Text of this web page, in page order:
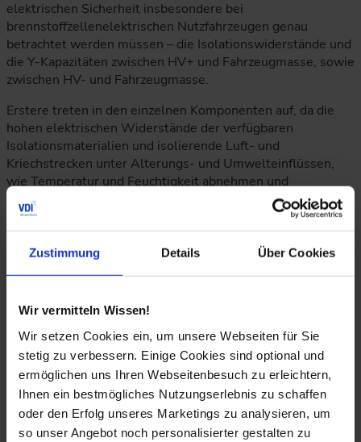
Zustimmung Details Über Cookies
Wir vermitteln Wissen!
Wir setzen Cookies ein, um unsere Webseiten für Sie
stetig zu verbessern. Einige Cookies sind optional und
ermöglichen uns Ihren Webseitenbesuch zu erleichtern,
Ihnen ein bestmögliches Nutzungserlebnis zu schaffen
oder den Erfolg unseres Marketings zu analysieren, um
so unser Angebot noch personalisierter gestalten zu
elektrischen Sicherheit insbesondere bei
brennstoffzellenelektrischen Nutzfahrzeugen genau
betrachtet werden müssen – die Isolationswiderstände und
die Y-Kapazitäten zwischen HV+ und Fahrzeugmasse, sowie
zwischen HV- und Fahrzeugmasse.
Erstere treten in den einzelnen Komponenten auf, da die
hohen elektrischen Widerstände der verfügbaren
Isolationsmaterialien und isolierende Luft- und
Kriechstrecken unter Alterungs- und Umwelteinflüssen,
wie Temperatur und Feuchtigkeit abnehmen und
insbesondere in Elektromotoren, Bremswiderständen und
Brennstoffzellen maßgeblich zu einem niedrigen Gesamt-
Isolationswiderstand beitragen. Dieser vermindert die oben
genannte ideale Isolation des HV-Systems und führt bei
Unterschreitung der in den einschlägigen Normen
zu einem potentiell gefährlichen Stromfluss durch den
Bei Brennstoffzellen ist das Thema noch wesentlich
sensibler, weil das verwendete Wasser/Glykol-Gemisch
zur Kühlung in direktem Kontakt mit den HV-
spannungsführenden Bipolarplatten ist und somit die
Leitfähigkeit des Kühlmittels, sowie Querschnitt, Länge und